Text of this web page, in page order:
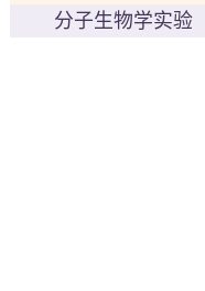
分子生物学实验